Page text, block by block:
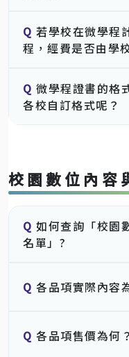
Q 若學校在微學程
程，經費是否由學
Q 微學程證書的格
各校自訂格式呢？
校園數位內容
Q 如何查詢「校園
名單」?
Q 各品項實際內容
Q 各品項售價為何？